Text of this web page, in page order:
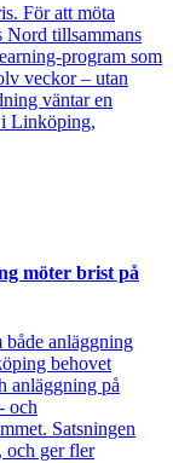
För att möta
Nord tillsammans
program som
veckor – utan
väntar en
i Linköping,
möter brist på
både anläggning
behovet
anläggning på
och
Satsningen
och ger fler